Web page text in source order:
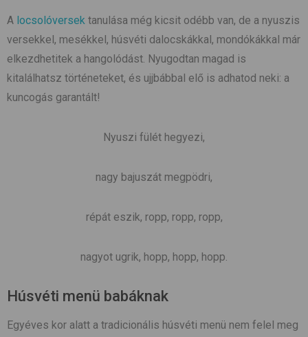
A locsolóversek tanulása még kicsit odébb van, de a nyuszis
versekkel, mesékkel, húsvéti dalocskákkal, mondókákkal már
elkezdhetitek a hangolódást. Nyugodtan magad is
kitalálhatsz történeteket, és ujjbábbal elő is adhatod neki: a
kuncogás garantált!
Nyuszi fülét hegyezi,
nagy bajuszát megpödri,
répát eszik, ropp, ropp, ropp,
nagyot ugrik, hopp, hopp, hopp.
Húsvéti menü babáknak
Egyéves kor alatt a tradicionális húsvéti menü nem felel meg